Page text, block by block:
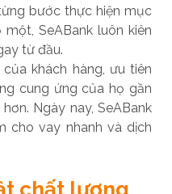
bước thực hiện mục
SeABank luôn kiên
từ đầu.
khách hàng, ưu tiên
cung ứng của họ gần
Ngày nay, SeABank
cho vay nhanh và dịch
chất lượng